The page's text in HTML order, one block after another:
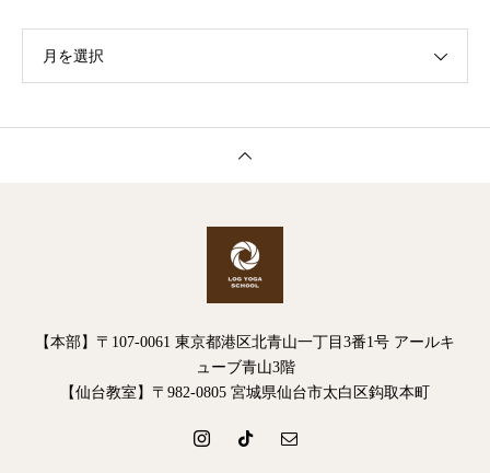
月を選択
【本部】〒107-0061 東京都港区北青山一丁目3番1号 アールキ
ューブ青山3階
【仙台教室】〒982-0805 宮城県仙台市太白区鈎取本町